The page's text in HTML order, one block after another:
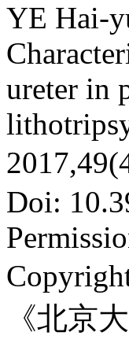
YE Hai-
ureter in
Doi:
《北京